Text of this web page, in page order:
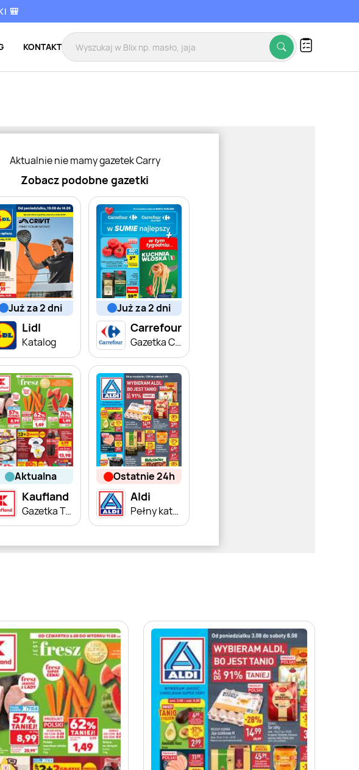
🎒
KONTAKT
Aktualnie nie mamy gazetek Carry
Zobacz podobne gazetki
już za 2 dni
Lidl
Katalog
już za 2 dni
Carrefour
Gazetka Carrefour od poniedziałku
aktualna
Kaufland
Gazetka Tygodnia
ostatnie 24h
Aldi
Pełny katalog!